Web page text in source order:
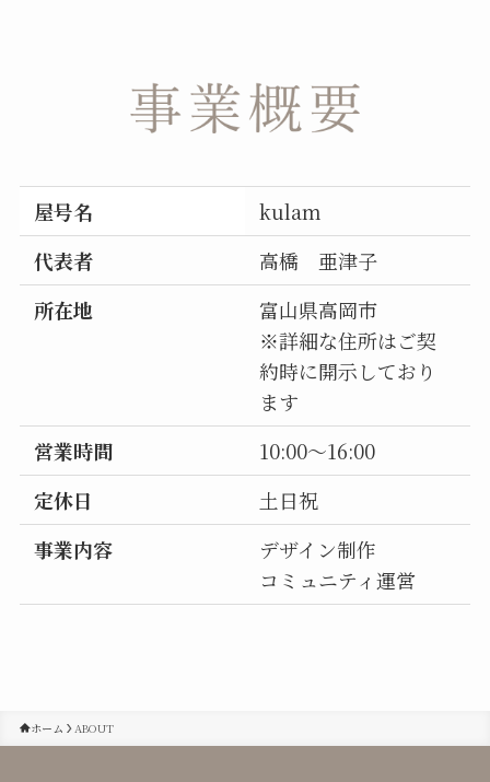
屋号名
kulam
代表者
高橋 亜津子
所在地
富山県高岡市
※詳細な住所はご契
約時に開示しており
ます
営業時間
10:00～16:00
定休日
土日祝
事業内容
デザイン制作
コミュニティ運営
ホーム ABOUT